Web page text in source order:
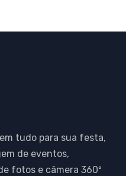
tudo para sua festa,
de eventos,
fotos e câmera 360º